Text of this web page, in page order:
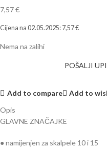
7,57€
Cijena na 02.05.2025: 7,57€
Nema na zalihi
POŠALJI
Add to compare
Add to
Opis
GLAVNE ZNAČAJKE
● namijenjen za skalpele 10 i 15